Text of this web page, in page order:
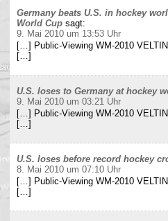
Germany beats U.S. in hockey
World Cup sagt:
9. Mai 2010 um 13:53 Uhr
[…] Public-Viewing WM-2010
[…]
U.S. loses to Germany at hockey
9. Mai 2010 um 03:21 Uhr
[…] Public-Viewing WM-2010
[…]
U.S. loses before record hockey
8. Mai 2010 um 07:10 Uhr
[…] Public-Viewing WM-2010
[…]